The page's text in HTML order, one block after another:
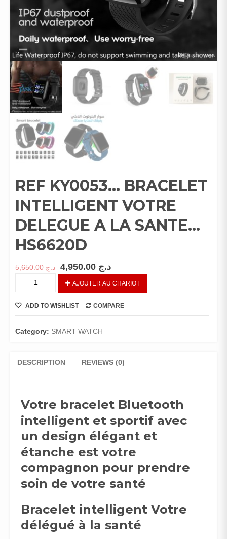
REF KY0053… BRACELET
INTELLIGENT VOTRE
DELEGUE A LA SANTE…
HS6620D
د.ج5,650.00 د.ج
INTELLIGENT
DELEGUE
SANTE…
HS6620D
AJOUTER AU CHARIOT
ADD TO WISHLIST COMPARE
Category: SMART WATCH
DESCRIPTION REVIEWS (0)
Votre bracelet Bluetooth
intelligent et sportif avec
un design élégant et
étanche est votre
compagnon pour prendre
soin de votre santé
Bracelet intelligent Votre
délégué à la santé